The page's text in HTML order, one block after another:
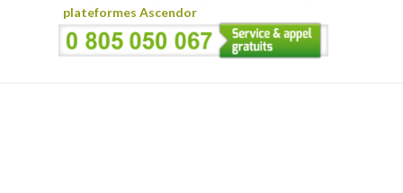
plateformes Ascendor